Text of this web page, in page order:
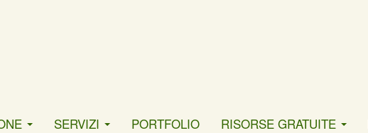
SERVIZI PORTFOLIO RISORSE GRATUITE